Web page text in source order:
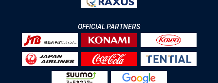
OFFICIAL PARTNERS